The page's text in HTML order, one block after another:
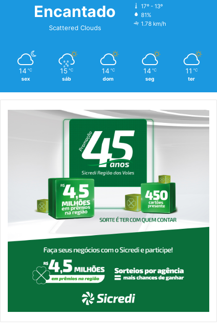
Encantado
Scattered Clouds
17º - 13º
81%
1.78 km/h
14 ℃
sex
15 ℃
sáb
14 ℃
dom
14 ℃
seg
11 ℃
ter